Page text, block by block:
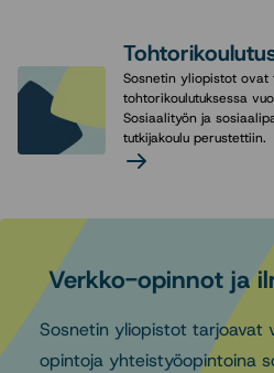
(Kuvallisen
nosto)
Sosnetin yliopistot
tohtorikoulutuksessa
Sosiaalityön ja
tutkijakoulu perustettiin.
Lue
(Kuvallisen
Verkko-opinnot ja
Sosnetin yliopistot tarjoavat
opintoja yhteistyöopintoina